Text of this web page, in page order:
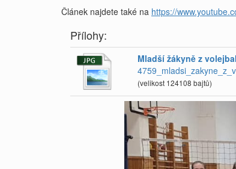
Článek najdete také na https://
Přílohy:
Mladší žákyně z
(velikost 124108 bajtů)